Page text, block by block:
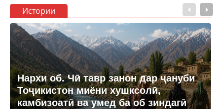
Истории
Нархи об. Чӣ тавр занон дар ҷануби
Тоҷикистон миёни хушксолӣ,
камбизоатӣ ва умед ба об зиндагӣ